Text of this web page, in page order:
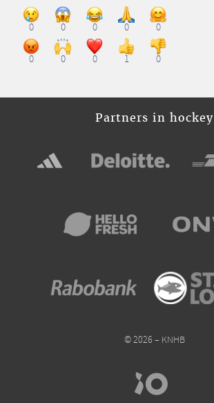
0 0 0 0 0
0 0 0 1 0
Partners in hockey
© 2026 – KNHB